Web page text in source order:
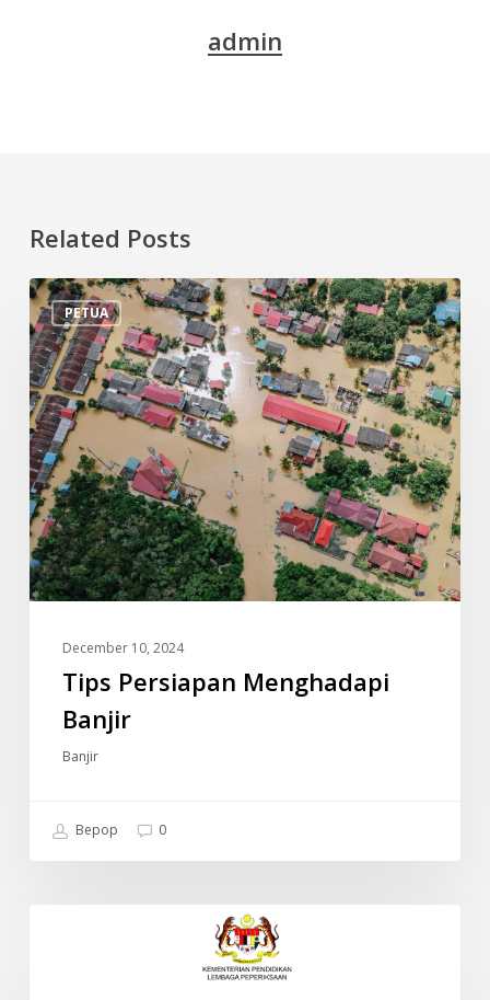
admin
Related Posts
PETUA
Tips
Persiapan
Menghadapi
Banjir
December 10, 2024
Tips Persiapan Menghadapi
Banjir
Banjir
Bepop 0